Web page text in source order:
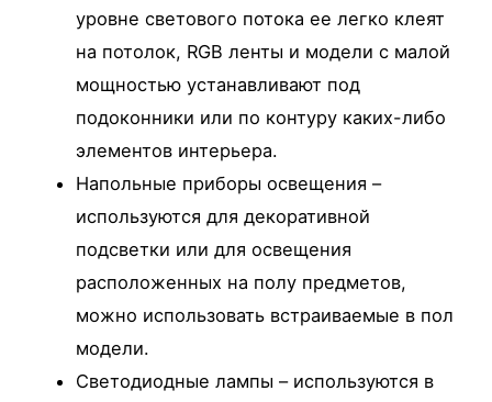
уровне светового потока ее легко клеят
на потолок, RGB ленты и модели с малой
мощностью устанавливают под
подоконники или по контуру каких-либо
элементов интерьера.
Напольные приборы освещения –
используются для декоративной
подсветки или для освещения
расположенных на полу предметов,
можно использовать встраиваемые в пол
модели.
Светодиодные лампы – используются в